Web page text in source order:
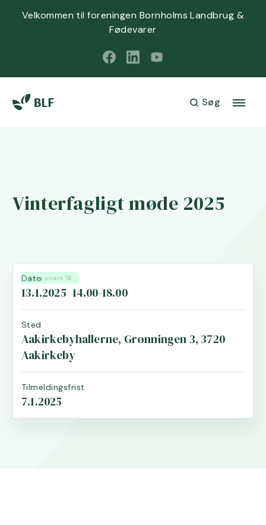
Velkommen til foreningen Bornholms Landbrug &
Fødevarer
Søg
Vinterfagligt møde 2025
Sker snart 🚀
Dato
13.1.2025 14.00-18.00
Sted
Aakirkebyhallerne, Grønningen 3, 3720
Aakirkeby
Tilmeldingsfrist
7.1.2025